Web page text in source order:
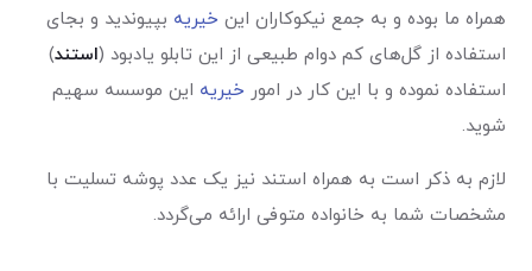
همراه ما بوده و به جمع نیکوکاران این خیریه بپیوندید و بجای
استفاده از گل‌های کم دوام طبیعی از این تابلو یادبود (استند)
استفاده نموده و با این کار در امور خیریه این موسسه سهیم
شوید.
لازم به ذکر است به همراه استند نیز یک عدد پوشه تسلیت با
مشخصات شما به خانواده متوفی ارائه می‌گردد.